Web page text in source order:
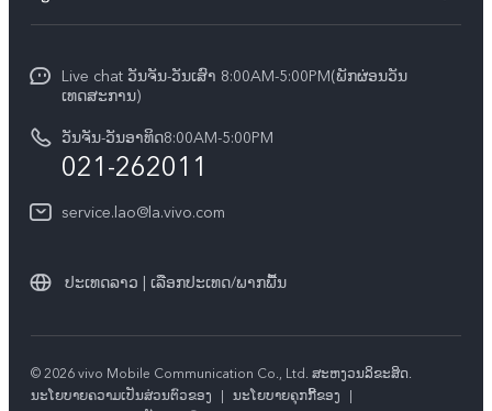
ສູນບໍລິການ
Funtouch OS
ການພິສູດຢືນຢັນ IMEI
ກວດສອບລາຄາອຸປະກອນເສີມ
ການອັບເດດລະບົບ
ແຈ້ງ​ການ​ທາງ​ກົດ​ໝາຍ
ສູນຄວາມເປັນສ່ວນຕົວ vivo
ຄວາມຍືນຍົງ
Live chat ວັນຈັນ-ວັນເສົາ 8:00AM-5:00PM(ພັກຜ່ອນວັນ
ເທດສະການ)
ວັນຈັນ-ວັນອາທິດ8:00AM-5:00PM
021-262011
service.lao@la.vivo.com
ປະເທດລາວ | ເລືອກປະເທດ/ພາກພື້ນ
© 2026 vivo Mobile Communication Co., Ltd. ສະຫງວນ​ລິ​ຂະ​ສິດ.
​ນະ​ໂຍ​ບາຍ​ຄວາມ​ເປັນ​ສ່ວນ​ຕົວ​ຂອງ
| ນະໂຍບາຍຄຸກກີ້ຂອງ
|